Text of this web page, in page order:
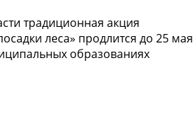
традиционная акция
леса» продлится до 25 мая
образованиях